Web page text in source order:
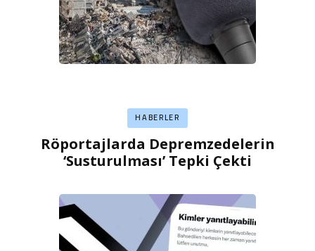
HABERLER
Röportajlarda Depremzedelerin
‘Susturulması’ Tepki Çekti